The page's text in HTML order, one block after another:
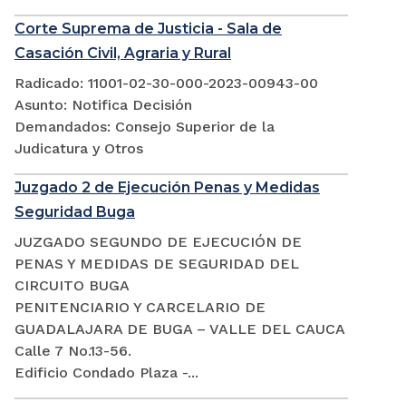
Corte Suprema de Justicia - Sala de
Casación Civil, Agraria y Rural
Radicado: 11001-02-30-000-2023-00943-00
Asunto: Notifica Decisión
Demandados: Consejo Superior de la
Judicatura y Otros
Juzgado 2 de Ejecución Penas y Medidas
Seguridad Buga
JUZGADO SEGUNDO DE EJECUCIÓN DE
PENAS Y MEDIDAS DE SEGURIDAD DEL
CIRCUITO BUGA
PENITENCIARIO Y CARCELARIO DE
GUADALAJARA DE BUGA – VALLE DEL CAUCA
Calle 7 No.13-56.
Edificio Condado Plaza -...